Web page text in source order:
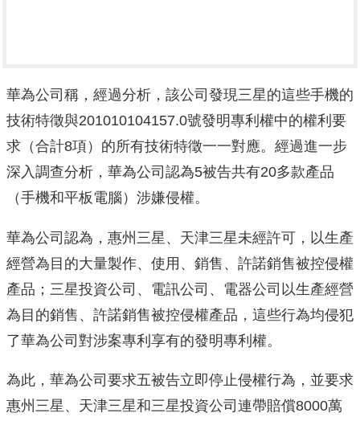
華為公司稱，經過分析，該公司發現三星的這些手機的
技術特徵與201010104157.0號發明專利權中的權利要
求（合計8項）的所有技術特徵一一對應。經過進一步
深入調查分析，華為公司認為5被告共有20多款產品
（手機和平板電腦）涉嫌侵權。
華為公司認為，惠州三星、天津三星未經許可，以生產
經營為目的大量製作、使用、銷售、許諾銷售被控侵權
產品；三星投資公司、電訊公司、電器公司以生產經營
為目的銷售、許諾銷售被控侵權產品，這些行為均侵犯
了華為公司對涉案專利享有的發明專利權。
為此，華為公司要求五被告立即停止侵權行為，並要求
惠州三星、天津三星和三星投資公司連帶賠償8000萬